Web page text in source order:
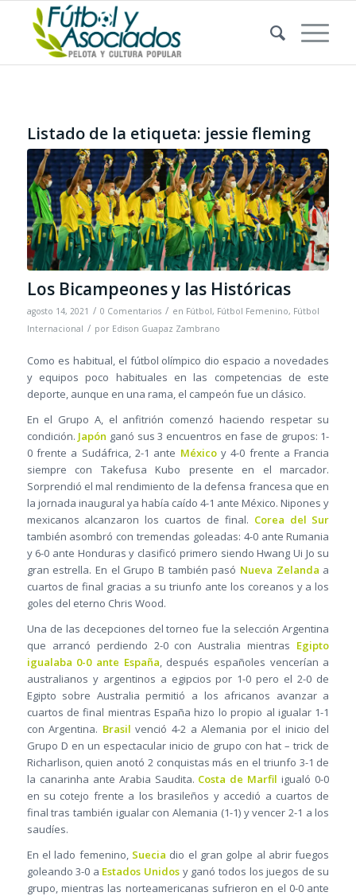
Listado de la etiqueta: jessie fleming
Los Bicampeones y las Históricas
agosto 14, 2021 / 0 Comentarios / en Fútbol, Fútbol Femenino, Fútbol
Internacional / por Edison Guapaz Zambrano
Como es habitual, el fútbol olímpico dio espacio a novedades
y equipos poco habituales en las competencias de este
deporte, aunque en una rama, el campeón fue un clásico.
En el Grupo A, el anfitrión comenzó haciendo respetar su
condición. Japón ganó sus 3 encuentros en fase de grupos: 1-
0 frente a Sudáfrica, 2-1 ante Méxicoy 4-0 frente a Francia
siempre con Takefusa Kubo presente en el marcador.
Sorprendió el mal rendimiento de la defensa francesa que en
la jornada inaugural ya había caído 4-1 ante México. Nipones y
mexicanos alcanzaron los cuartos de final. Corea del Sur
también asombró con tremendas goleadas: 4-0 ante Rumania
y 6-0 ante Honduras y clasificó primero siendo Hwang Ui Jo su
gran estrella. En el Grupo B también pasó Nueva Zelanda a
cuartos de final gracias a su triunfo ante los coreanos y a los
goles del eterno Chris Wood.
Una de las decepciones del torneo fue la selección Argentina
que arrancó perdiendo 2-0 con Australia mientras Egipto
igualaba 0-0 ante España, después españoles vencerían a
australianos y argentinos a egipcios por 1-0 pero el 2-0 de
Egipto sobre Australia permitió a los africanos avanzar a
cuartos de final mientras España hizo lo propio al igualar 1-1
con Argentina. Brasil venció 4-2 a Alemania por el inicio del
Grupo D en un espectacular inicio de grupo con hat – trick de
Richarlison, quien anotó 2 conquistas más en el triunfo 3-1 de
la canarinha ante Arabia Saudita. Costa de Marfil igualó 0-0
en su cotejo frente a los brasileños y accedió a cuartos de
final tras también igualar con Alemania (1-1) y vencer 2-1 a los
saudíes.
En el lado femenino, Suecia dio el gran golpe al abrir fuegos
goleando 3-0 a Estados Unidos y ganó todos los juegos de su
grupo, mientras las norteamericanas sufrieron en el 0-0 ante